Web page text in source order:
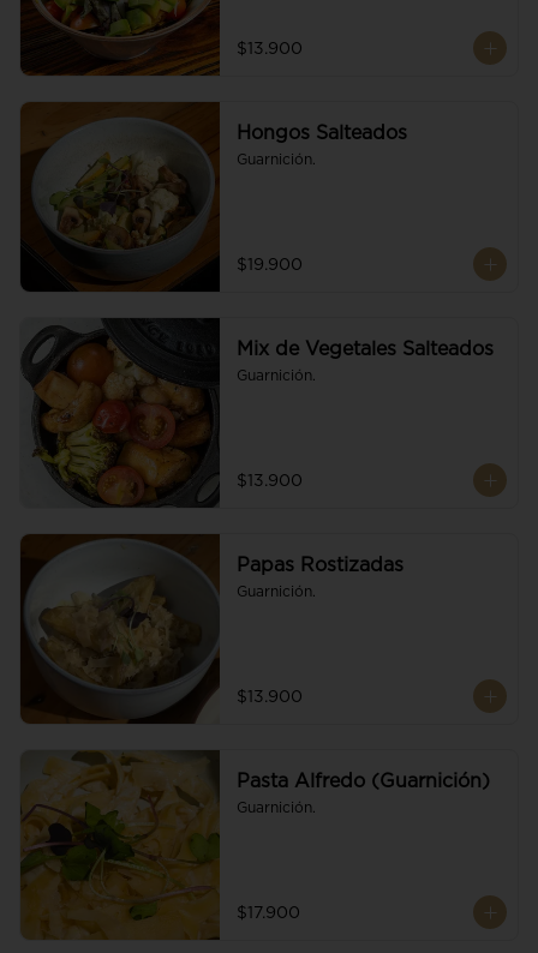
$13.900
Hongos Salteados
Guarnición.
$19.900
Mix de Vegetales Salteados
Guarnición.
$13.900
Papas Rostizadas
Guarnición.
$13.900
Pasta Alfredo (Guarnición)
Guarnición.
$17.900